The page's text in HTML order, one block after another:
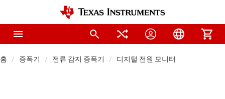
홈 증폭기 전류 감지 증폭기 디지털 전원 모니터